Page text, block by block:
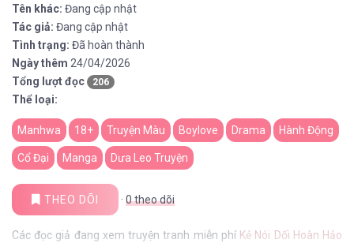
Tên khác: Đang cập nhật
Tác giả: Đang cập nhật
Tình trạng: Đã hoàn thành
Ngày thêm 24/04/2026
Tổng lượt đọc
206
Thể loại:
Manhwa 18+ Truyện Màu Boylove Drama Hành Động
Cổ Đại Manga Dưa Leo Truyện
THEO DÕI · 0theo dõi
Các đọc giả đang xem truyện tranh miễn phí Kẻ Nói Dối Hoàn Hảo